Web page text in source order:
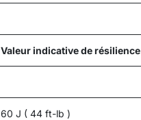
Valeur indicative de résilience
60 J ( 44 ft-lb )